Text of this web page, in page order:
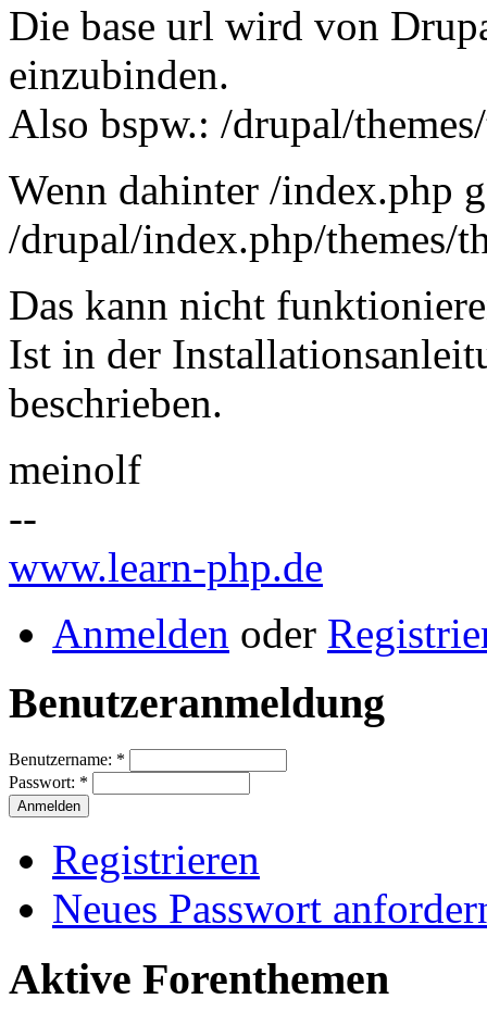
Die base url wird von
einzubinden.
Also bspw.: /drupal/
Wenn dahinter /index.php
/drupal/index.php/themes/
Das kann nicht
Ist in der
beschrieben.
meinolf
--
www.learn-php.de
Anmelden oder
Benutzeranmeldung
Benutzername: *
Passwort: *
Registrieren
Neues Passwort
Aktive Forenthemen